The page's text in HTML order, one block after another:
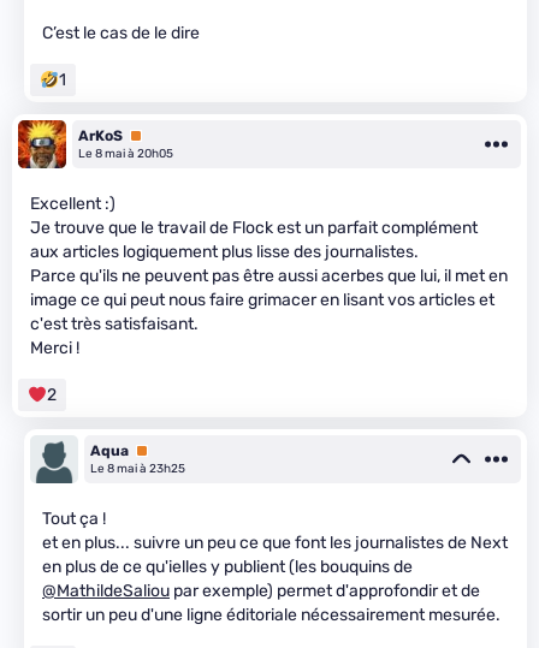
C’est le cas de le dire
1
ArKoS Premium
Le 8 mai à 20h05
Excellent :)
Je trouve que le travail de Flock est un parfait complément
aux articles logiquement plus lisse des journalistes.
Parce qu'ils ne peuvent pas être aussi acerbes que lui, il met en
image ce qui peut nous faire grimacer en lisant vos articles et
c'est très satisfaisant.
Merci !
2
Aqua Premium
Le 8 mai à 23h25
Tout ça !
et en plus... suivre un peu ce que font les journalistes de Next
en plus de ce qu'ielles y publient (les bouquins de
@MathildeSaliou par exemple) permet d'approfondir et de
sortir un peu d'une ligne éditoriale nécessairement mesurée.